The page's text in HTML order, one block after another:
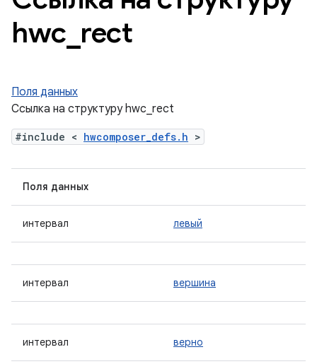
hwc rect
Поля данных
Ссылка на структуру hwc_rect
#include < hwcomposer_defs.h >
Поля данных
интервал левый
интервал вершина
интервал верно